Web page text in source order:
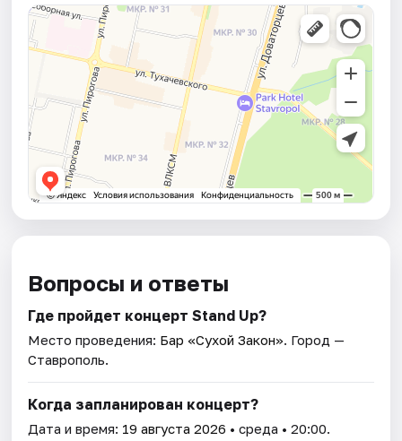
Вопросы и ответы
Где пройдет концерт Stand Up?
Место проведения: Бар «Сухой Закон». Город —
Ставрополь.
Когда запланирован концерт?
Дата и время: 19 августа 2026 • среда • 20:00.